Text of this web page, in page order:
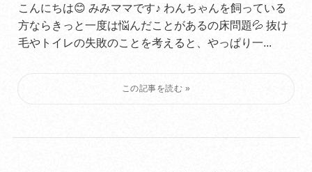
こんにちは😊 みみママです♪ わんちゃんを飼っている
方ならきっと一度は悩んだことがあるの床問題💦 抜け
毛やトイレの失敗のことを考えると、やっぱり一...